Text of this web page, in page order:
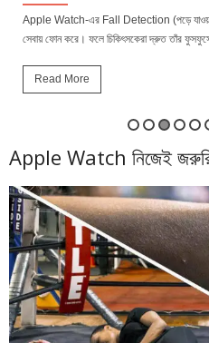
Apple Watch-এর Fall Detection (পড়ে যাওয়া
সেবায় ফোন করে। ফলে চিকিৎসকেরা দ্রুত তাঁর
Read More
Apple Watch নিজেই